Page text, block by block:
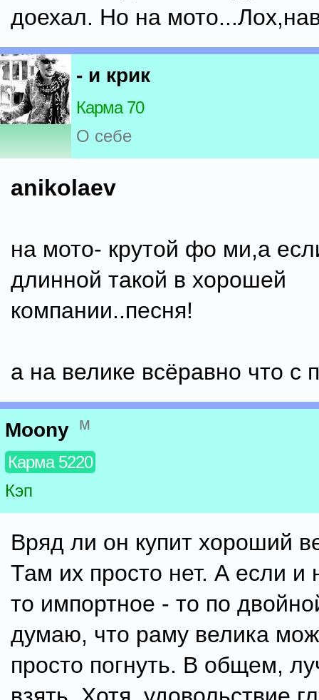
доехал. Но на
- и крик
Карма 70
О себе
anikolaev
на мото- крутой фо ми,а
длинной такой в хорошей
компании..песня!
а на велике всёравно что с
Moony м
Карма 5220
Кэп
Вряд ли он купит хороший
Там их просто нет. А если и
то импортное - то по
думаю, что раму велика
просто погнуть. В общем,